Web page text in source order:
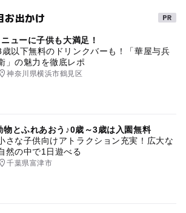
お出かけ
ューに子供も大満足！
歳以下無料のドリンクバーも！「華屋与兵
」の魅力を徹底レポ
神奈川県横浜市鶴見区
物とふれあおう♪0歳～3歳は入園無料
さな子供向けアトラクション充実！広大な
然の中で1日遊べる
千葉県富津市